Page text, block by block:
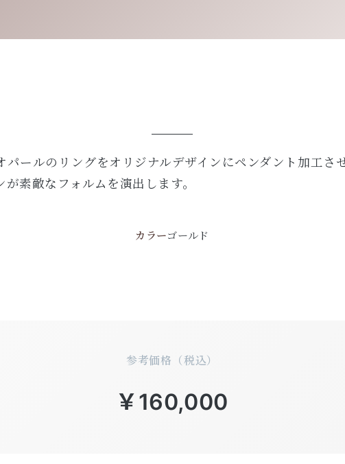
パールのリングをオリジナルデザインにペンダント加工さ
素敵なフォルムを演出します。
カラーゴールド
参考価格（税込）
￥160,000